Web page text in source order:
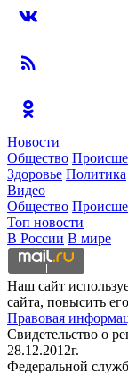
Новости
Общество
Здоровье Политика
Видео
Общество
Топ новости
В России В мире
Наш сайт
сайта, повысить
Правовая
Свидетельство о
28.12.2012г.
Федеральной